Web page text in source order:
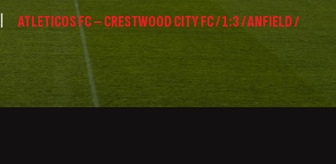
ATLETICOS FC – CRESTWOOD CITY FC / 1:3 / ANFIELD /